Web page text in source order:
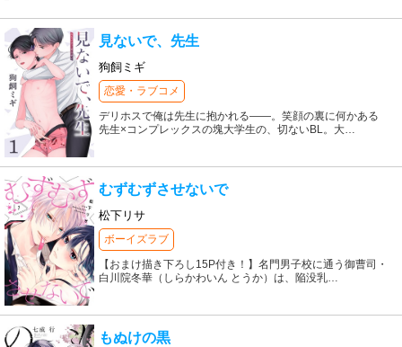
見ないで、先生
狗飼ミギ
恋愛・ラブコメ
デリホスで俺は先生に抱かれる――。笑顔の裏に何かある
先生×コンプレックスの塊大学生の、切ないBL。大…
むずむずさせないで
松下リサ
ボーイズラブ
【おまけ描き下ろし15P付き！】名門男子校に通う御曹司・
白川院冬華（しらかわいん とうか）は、陥没乳…
もぬけの黒